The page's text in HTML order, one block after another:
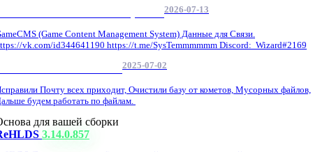
2026-07-13
(Game Content Management System) Данные для Связи.
vk.com/id344641190 https://t.me/SysTemmmmmm Discord: Wizard#2169
2025-07-02
Почту всех приходит, Очистили базу от кометов, Мусорных файлов,
будем работать по файлам.
для вашей сборки
3.14.0.857